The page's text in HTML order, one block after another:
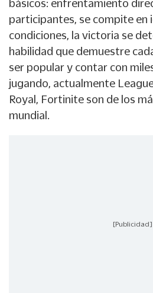
básicos: enfrentamiento
participantes, se compite en
condiciones, la victoria se
habilidad que demuestre
ser popular y contar con
jugando, actualmente
Royal, Fortinite son de los
mundial.
[Publicidad]